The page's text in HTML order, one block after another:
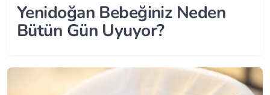
Yenidoğan Bebeğiniz Neden
Bütün Gün Uyuyor?